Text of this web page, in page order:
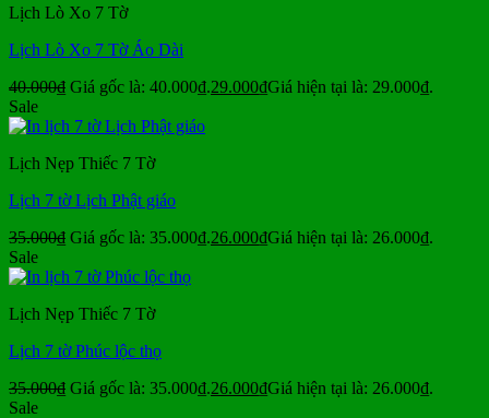
Lịch Lò Xo 7 Tờ
Lịch Lò Xo 7 Tờ Áo Dài
40.000₫ Giá gốc là: 40.000₫.29.000₫Giá hiện tại là: 29.000₫.
Sale
Lịch Nẹp Thiếc 7 Tờ
Lịch 7 tờ Lịch Phật giáo
35.000₫ Giá gốc là: 35.000₫.26.000₫Giá hiện tại là: 26.000₫.
Sale
Lịch Nẹp Thiếc 7 Tờ
Lịch 7 tờ Phúc lộc thọ
35.000₫ Giá gốc là: 35.000₫.26.000₫Giá hiện tại là: 26.000₫.
Sale